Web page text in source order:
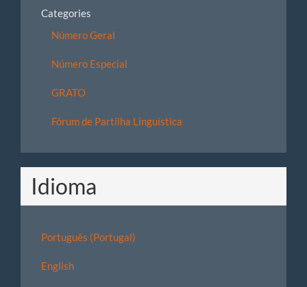
Categories
Número Geral
Número Especial
GRATO
Fórum de Partilha Linguística
Idioma
Português (Portugal)
English